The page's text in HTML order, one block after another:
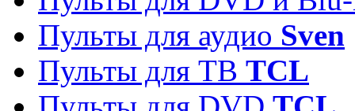
Пульты для аудио Sven
Пульты для ТВ TCL